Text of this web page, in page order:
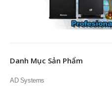
Danh Mục Sản Phẩm
AD Systems